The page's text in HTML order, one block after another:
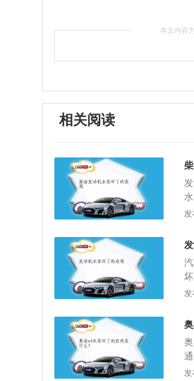
本文内容
相关阅读
发
发
发